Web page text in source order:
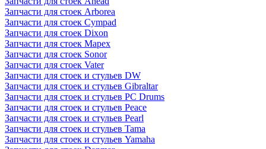
Запчасти для стоек Arborea
Запчасти для стоек Cympad
Запчасти для стоек Dixon
Запчасти для стоек Mapex
Запчасти для стоек Sonor
Запчасти для стоек Vater
Запчасти для стоек и стульев DW
Запчасти для стоек и стульев Gibraltar
Запчасти для стоек и стульев PC Drums
Запчасти для стоек и стульев Peace
Запчасти для стоек и стульев Pearl
Запчасти для стоек и стульев Tama
Запчасти для стоек и стульев Yamaha